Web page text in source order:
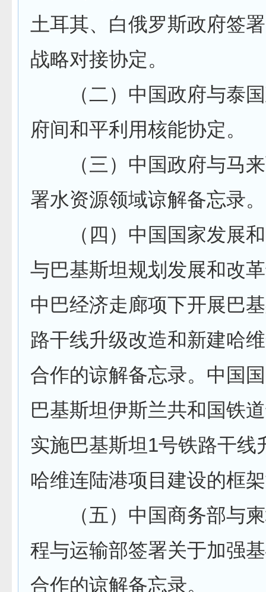
土耳其、白俄罗斯政府签
战略对接协定。
（二）中国政府与泰国
府间和平利用核能协定。
（三）中国政府与马来
署水资源领域谅解备忘录。
（四）中国国家发展和
与巴基斯坦规划发展和改
中巴经济走廊项下开展巴
路干线升级改造和新建哈
合作的谅解备忘录。中国
巴基斯坦伊斯兰共和国铁
实施巴基斯坦1号铁路干线
哈维连陆港项目建设的框
（五）中国商务部与柬
程与运输部签署关于加强
合作的谅解备忘录。